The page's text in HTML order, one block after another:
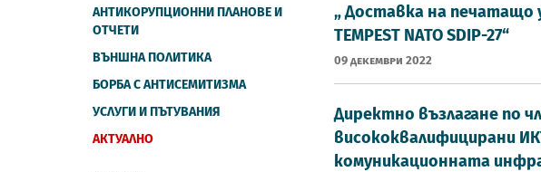
АНТИКОРУПЦИОННИ ПЛАНОВЕ И
ОТЧЕТИ
ВЪНШНА ПОЛИТИКА
БОРБА С АНТИСЕМИТИЗМА
УСЛУГИ И ПЪТУВАНИЯ
АКТУАЛНО
„ Доставка на печатащо
TEMPEST NATO SDIP-27“
09 Декември 2022
Директно възлагане по
висококвалифицирани
комуникационната